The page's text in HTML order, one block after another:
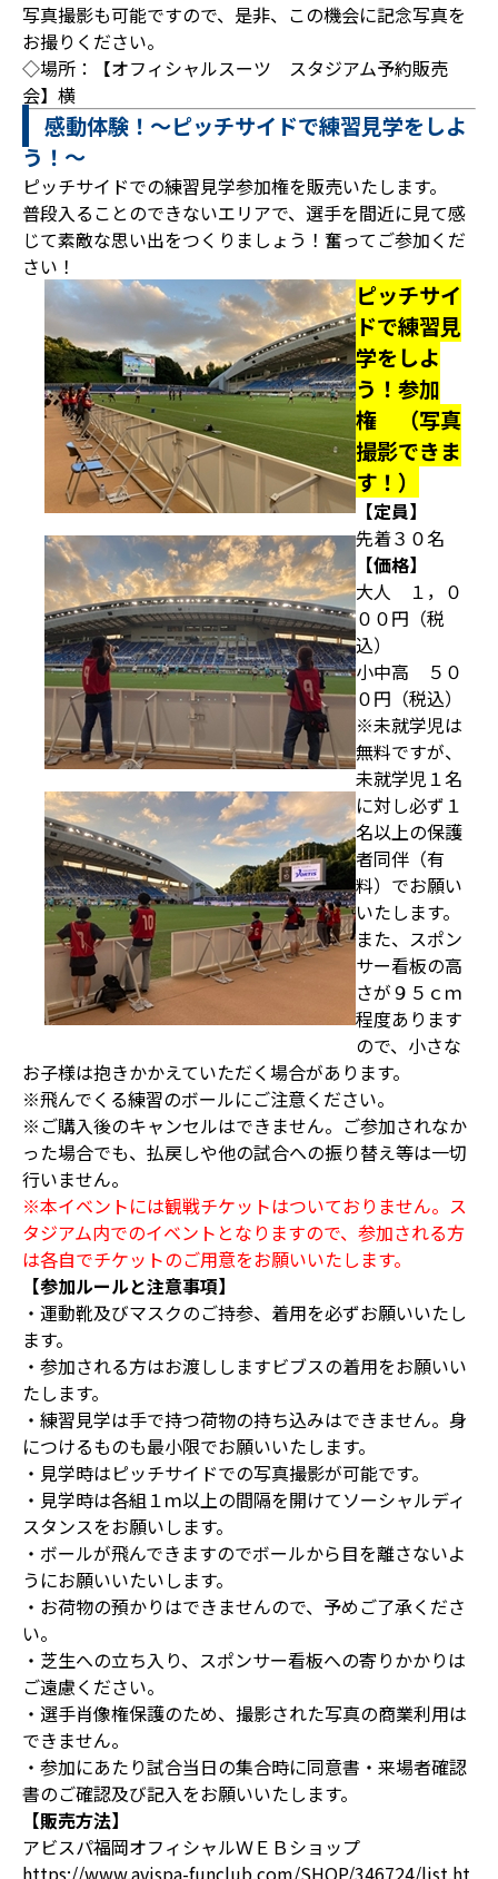
写真撮影も可能ですので、是非、この機会に記念写真を
お撮りください。
◇場所：【オフィシャルスーツ スタジアム予約販売
会】横
感動体験！～ピッチサイドで練習見学をしよ
う！～
ピッチサイドでの練習見学参加権を販売いたします。
普段入ることのできないエリアで、選手を間近に見て感
じて素敵な思い出をつくりましょう！奮ってご参加くだ
さい！
ピッチサイ
ドで練習見
学をしよ
う！参加
権 （写真
撮影できま
す！）
【定員】
先着３０名
【価格】
大人 １，０
００円（税
込）
小中高 ５０
０円（税込）
※未就学児は
無料ですが、
未就学児１名
に対し必ず１
名以上の保護
者同伴（有
料）でお願い
いたします。
また、スポン
サー看板の高
さが９５ｃｍ
程度あります
ので、小さな
お子様は抱きかかえていただく場合があります。
※飛んでくる練習のボールにご注意ください。
※ご購入後のキャンセルはできません。ご参加されなか
った場合でも、払戻しや他の試合への振り替え等は一切
行いません。
※本イベントには観戦チケットはついておりません。ス
タジアム内でのイベントとなりますので、参加される方
は各自でチケットのご用意をお願いいたします。
【参加ルールと注意事項】
・運動靴及びマスクのご持参、着用を必ずお願いいたし
ます。
・参加される方はお渡ししますビブスの着用をお願いい
たします。
・練習見学は手で持つ荷物の持ち込みはできません。身
につけるものも最小限でお願いいたします。
・見学時はピッチサイドでの写真撮影が可能です。
・見学時は各組１ｍ以上の間隔を開けてソーシャルディ
スタンスをお願いします。
・ボールが飛んできますのでボールから目を離さないよ
うにお願いいたいします。
・お荷物の預かりはできませんので、予めご了承くださ
い。
・芝生への立ち入り、スポンサー看板への寄りかかりは
ご遠慮ください。
・選手肖像権保護のため、撮影された写真の商業利用は
できません。
・参加にあたり試合当日の集合時に同意書・来場者確認
書のご確認及び記入をお願いいたします。
【販売方法】
アビスパ福岡オフィシャルＷＥＢショップ
https://www.avispa-funclub.com/SHOP/346724/list.ht